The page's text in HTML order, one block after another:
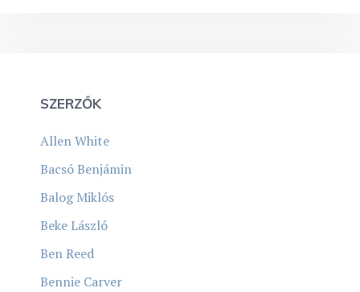
SZERZŐK
Allen White
Bacsó Benjámin
Balog Miklós
Beke László
Ben Reed
Bennie Carver